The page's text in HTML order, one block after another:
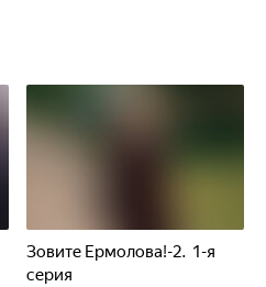
Зовите Ермолова!-2. 1-я
серия